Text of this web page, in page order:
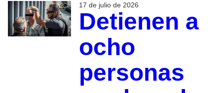
17 de julio de 2026
Detienen a
ocho
personas